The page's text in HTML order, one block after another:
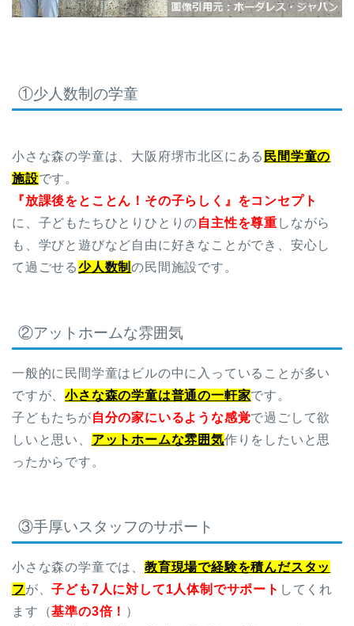
①少人数制の学童
小さな森の学童は、大阪府堺市北区にある 民間学童の
施設です。
『放課後をとことん！その子らしく』をコンセプト
に、子どもたちひとり ひとりの自主性を尊重 しながら
も、学びと遊びなど自由に好きなことができ、 安心し
て過ごせる少人数制の民間施設です。
②アットホームな雰囲気
一般的に民間学童はビルの中に入っていることが多い
ですが、小さな森の学童は普通の一軒家です。
子どもたちが自分の家にいるような感覚で過ごして欲
しいと思い、 アットホームな雰囲気作りをしたいと思
ったからです。
③手厚いスタッフのサポート
小さな森の学童では、 教育現場で経験を積んだスタッ
フが、子ども7人に対して1人体制でサポート してくれ
ます（基準の3倍！ ）